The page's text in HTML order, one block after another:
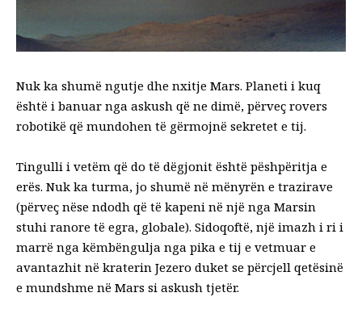
Nuk ka shumë ngutje dhe nxitje Mars. Planeti i kuq
është i banuar nga askush që ne dimë, përveç rovers
robotikë që mundohen të gërmojnë sekretet e tij.
Tingulli i vetëm që do të dëgjonit është pëshpëritja e
erës. Nuk ka turma, jo shumë në mënyrën e trazirave
(përveç nëse ndodh që të kapeni në një nga Marsin
stuhi ranore të egra, globale). Sidoqoftë, një imazh i ri i
marrë nga këmbëngulja nga pika e tij e vetmuar e
avantazhit në kraterin Jezero duket se përcjell qetësinë
e mundshme në Mars si askush tjetër.